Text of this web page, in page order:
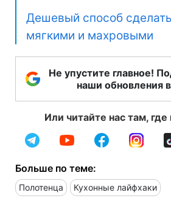
Дешевый способ
мягкими и махровыми
Не упустите главное!
наши обновления
Или читайте нас там,
Больше по теме:
Полотенца Кухонные лайфхаки